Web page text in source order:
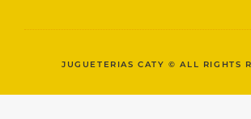
JUGUETERIAS CATY © ALL RIGHTS